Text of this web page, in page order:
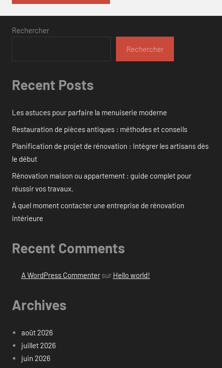
Rechercher
Rechercher
Recent Posts
Les astuces pour parfaire la menuiserie moderne
Restauration de pièces antiques : méthodes et conseils
Planification de projet de rénovation : Intégrer les artisans dès
le début
Rénovation maison ou appartement : guide complet pour
réussir vos travaux.
À quel moment contacter une entreprise de rénovation
intérieure
Recent Comments
A WordPress Commentersur Hello world!
Archives
août 2026
juillet 2026
juin 2026